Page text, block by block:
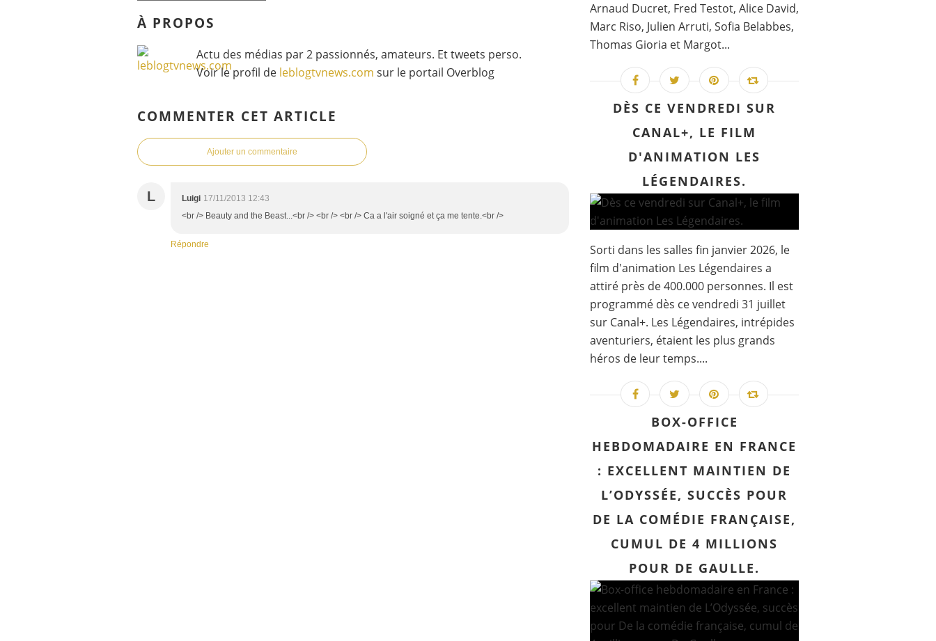
À PROPOS
Actu des médias par 2 passionnés, amateurs. Et tweets perso.
Voir le profil de leblogtvnews.com sur le portail Overblog
COMMENTER CET ARTICLE
Ajouter un commentaire
L Luigi 17/11/2013 12:43
<br /> Beauty and the Beast...<br /> <br /> <br /> Ca a l'air soigné et ça me tente.<br />
Répondre
Arnaud Ducret, Fred Testot, Alice David,
Marc Riso, Julien Arruti, Sofia Belabbes,
Thomas Gioria et Margot...
DÈS CE VENDREDI SUR
CANAL+, LE FILM
D'ANIMATION LES
LÉGENDAIRES.
Sorti dans les salles fin janvier 2026, le
film d'animation Les Légendaires a
attiré près de 400.000 personnes. Il est
programmé dès ce vendredi 31 juillet
sur Canal+. Les Légendaires, intrépides
aventuriers, étaient les plus grands
héros de leur temps....
BOX-OFFICE
HEBDOMADAIRE EN FRANCE
: EXCELLENT MAINTIEN DE
L’ODYSSÉE, SUCCÈS POUR
DE LA COMÉDIE FRANÇAISE,
CUMUL DE 4 MILLIONS
POUR DE GAULLE.